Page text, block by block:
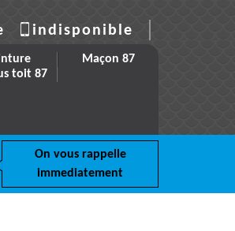
indisponible
toit 87
Maçon 87
On vous rappelle
immediatement